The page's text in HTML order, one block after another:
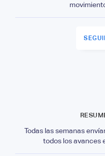
Todas las semanas
todos los avances